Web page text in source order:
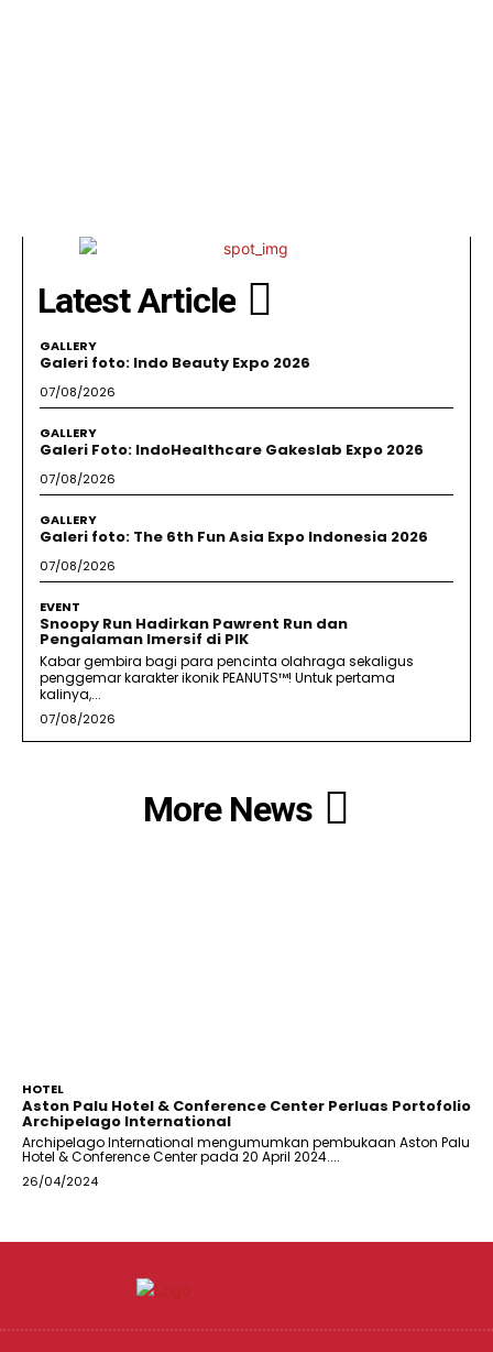
Latest Article
GALLERY
Galeri foto: Indo Beauty Expo 2026
07/08/2026
GALLERY
Galeri Foto: IndoHealthcare Gakeslab Expo 2026
07/08/2026
GALLERY
Galeri foto: The 6th Fun Asia Expo Indonesia 2026
07/08/2026
EVENT
Snoopy Run Hadirkan Pawrent Run dan
Pengalaman Imersif di PIK
Kabar gembira bagi para pencinta olahraga sekaligus
penggemar karakter ikonik PEANUTS™! Untuk pertama
kalinya,...
07/08/2026
More News
HOTEL
Aston Palu Hotel & Conference Center Perluas Portofolio
Archipelago International
Archipelago International mengumumkan pembukaan Aston Palu
Hotel & Conference Center pada 20 April 2024....
26/04/2024